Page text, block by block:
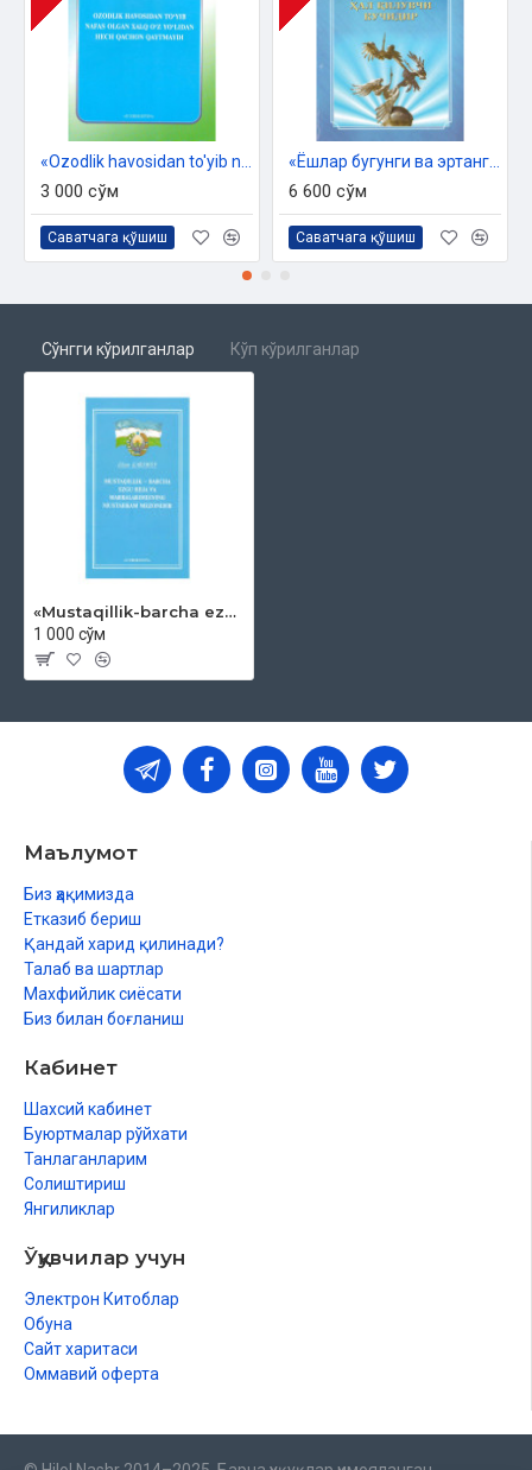
3 000 сўм
Саватчага қўшиш
6 600 сўм
Саватчага қўшиш
Сўнгги кўрилганлар Кўп кўрилганлар
«Mustaqillik-barcha ezgu reja va marralarimizning mustahkam mezonidir»
1 000 сўм
Маълумот
Биз ҳақимизда
Етказиб бериш
Қандай харид қилинади?
Талаб ва шартлар
Махфийлик сиёсати
Биз билан боғланиш
Кабинет
Шахсий кабинет
Буюртмалар рўйхати
Танлаганларим
Солиштириш
Янгиликлар
Ўқувчилар учун
Электрон Китоблар
Обуна
Сайт харитаси
Оммавий оферта